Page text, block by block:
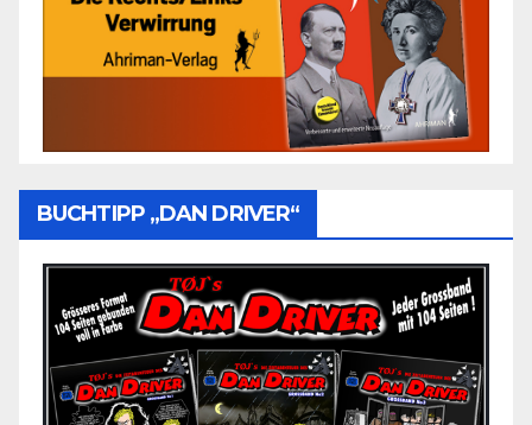
BUCHTIPP „DAN DRIVER“